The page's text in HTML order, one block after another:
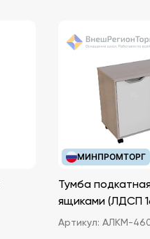
МИНПРОМТОРГ
Тумба
ящиками
Артикул: АЛКМ-